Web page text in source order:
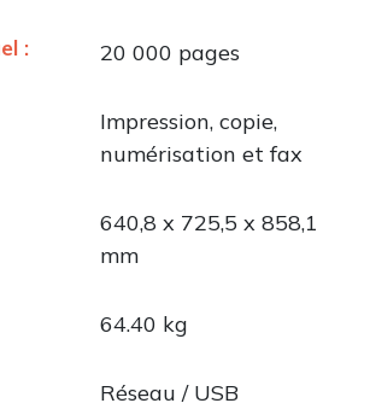
: 20 000 pages
Impression, copie,
numérisation et fax
640,8 x 725,5 x 858,1
mm
64.40 kg
Réseau / USB